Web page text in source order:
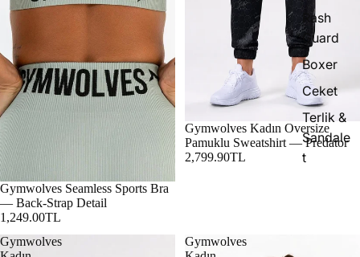
Rash
Guard
Boxer
Ceket
Terlik &
Sandale
t
Gymwolves Seamless Sports Bra
— Back-Strap Detail
1,249.00TL
Gymwolves Kadın Oversize
Pamuklu Sweatshirt — Predator
2,799.90TL
Gymwolves
Gymwolves